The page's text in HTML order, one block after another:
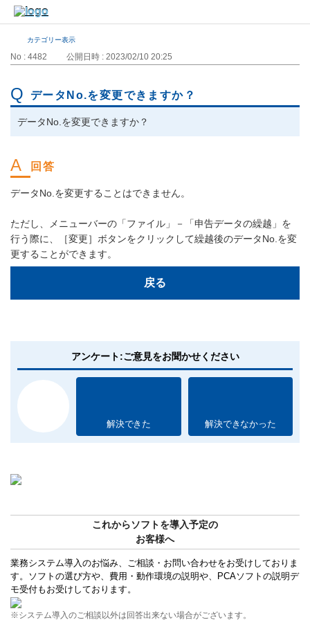
カテゴリー表示
No : 4482 公開日時 : 2023/02/10 20:25
データNo.を変更できますか？
データNo.を変更できますか？
データNo.を変更することはできません。
ただし、メニューバーの「ファイル」－「申告データの繰越」を
行う際に、［変更］ボタンをクリックして繰越後のデータNo.を変
更することができます。
戻る
アンケート:ご意見をお聞かせください
解決できた 解決できなかった
これからソフトを導入予定の
お客様へ
業務システム導入のお悩み、ご相談・お問い合わせをお受けしておりま
す。ソフトの選び方や、費用・動作環境の説明や、PCAソフトの説明デ
モ受付もお受けしております。
※システム導入のご相談以外は回答出来ない場合がございます。